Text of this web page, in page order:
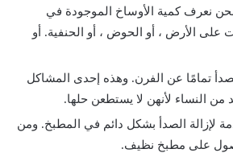
نعرف كمية الأوساخ الموجودة في
على الأرض ، أو الحوض ، أو الحنفية. أو
تمامًا عن الفرن. وهذه إحدى المشاكل
من النساء لأنهن لا يستطعن ​​حلها.
لإزالة الصدأ بشكل دائم في المطبخ. ومن
على مطبخ نظيف.